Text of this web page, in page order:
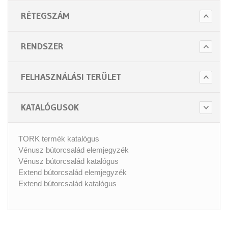
RÉTEGSZÁM
RENDSZER
FELHASZNÁLÁSI TERÜLET
KATALÓGUSOK
TORK termék katalógus
Vénusz bútorcsalád elemjegyzék
Vénusz bútorcsalád katalógus
Extend bútorcsalád elemjegyzék
Extend bútorcsalád katalógus